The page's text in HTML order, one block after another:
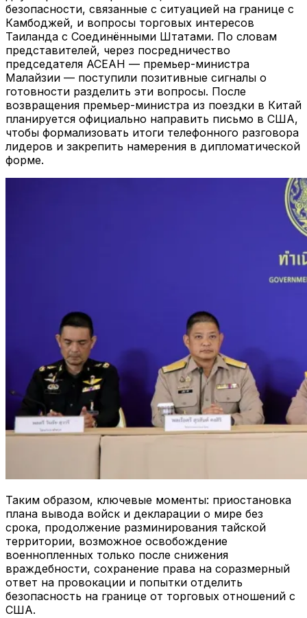
безопасности, связанные с ситуацией на границе с
Камбоджей, и вопросы торговых интересов
Таиланда с Соединёнными Штатами. По словам
представителей, через посредничество
председателя АСЕАН — премьер-министра
Малайзии — поступили позитивные сигналы о
готовности разделить эти вопросы. После
возвращения премьер-министра из поездки в Китай
планируется официально направить письмо в США,
чтобы формализовать итоги телефонного разговора
лидеров и закрепить намерения в дипломатической
форме.
Таким образом, ключевые моменты: приостановка
плана вывода войск и декларации о мире без
срока, продолжение разминирования тайской
территории, возможное освобождение
военнопленных только после снижения
враждебности, сохранение права на соразмерный
ответ на провокации и попытки отделить
безопасность на границе от торговых отношений с
США.